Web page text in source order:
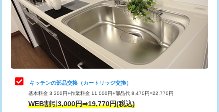
給水管工事※（保温材使用（バンド止
め込み）)
5,500円
給水管工事※（土の掘削・埋め戻し作
11,000円
給水管工事※（塩ビ管（VP・HI）使
用/3ｍまで)
給水管工事※（塩ビ管（VP・HI）使
桝清掃 8,800円
止水・漏水調査・防水処理・清掃・修
理・調整・分解・加工など（軽作業）
11,000円
止水・漏水調査・防水処理・清掃・修
理・調整・分解・加工など（中作業）
22,000円
止水・漏水調査・防水処理・清掃・修
理・調整・分解・加工など（重作業）
33,000円
キッチンの部品交換（カートリッジ交換）
基本料金 3,300円+作業料金 11,000円+部品代 8,470円=22,770円
WEB割引3,000円➡19,770円(税込)